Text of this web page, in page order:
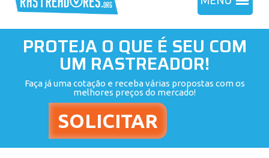
PROTEJA O QUE É SEU COM
UM RASTREADOR!
Faça já uma cotação e receba várias propostas com os
melhores preços do mercado!